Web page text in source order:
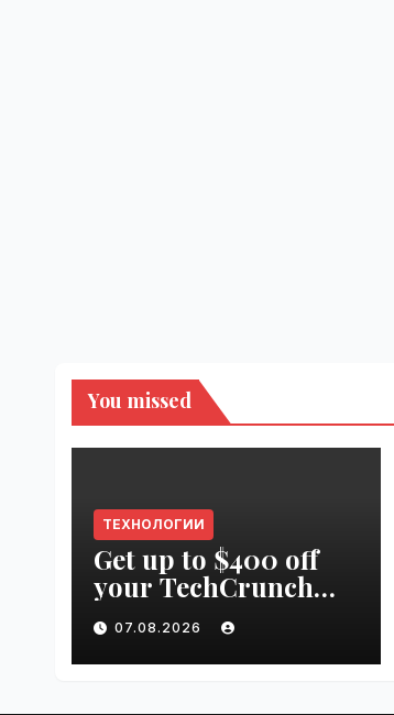
You missed
ТЕХНОЛОГИИ
Get up to $400 off
your TechCrunch
Disrupt 2026 pass
until tomorrow |
VseTime.ru
07.08.2026